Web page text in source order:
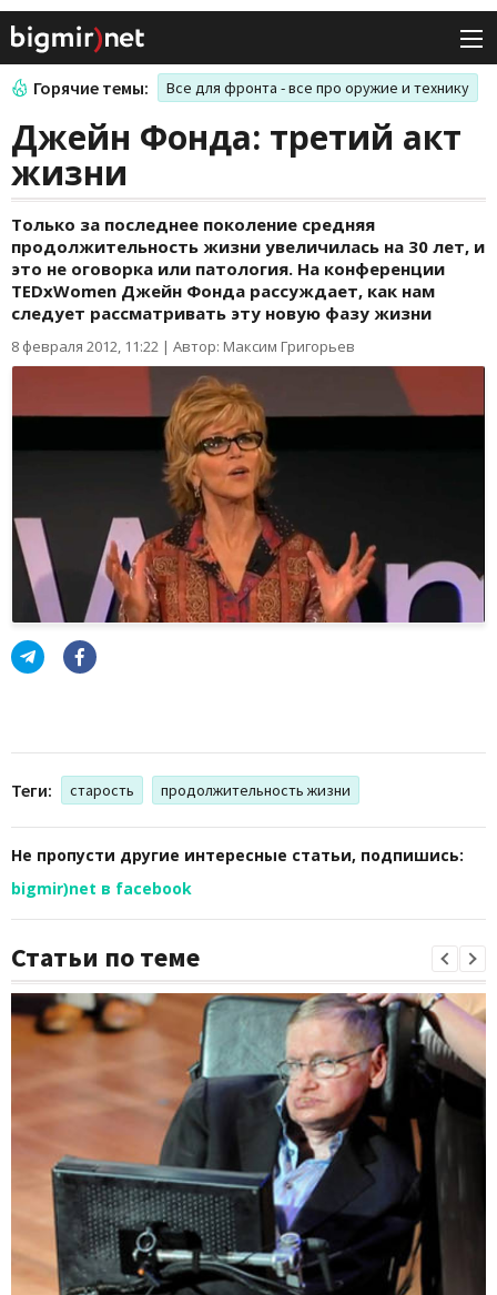
Горячие темы: Все для фронта - все про оружие и технику
Джейн Фонда: третий акт
жизни
Только за последнeе поколение средняя
продолжительность жизни увеличилась на 30 лет, и
это не оговорка или патология. На конференции
TEDxWomen Джейн Фонда рассуждает, как нам
следует рассматривать эту новую фазу жизни
8 февраля 2012, 11:22 | Автор: Максим Григорьев
Теги: старость продолжительность жизни
Не пропусти другие интересные статьи, подпишись:
bigmir)net в facebook
Статьи по теме